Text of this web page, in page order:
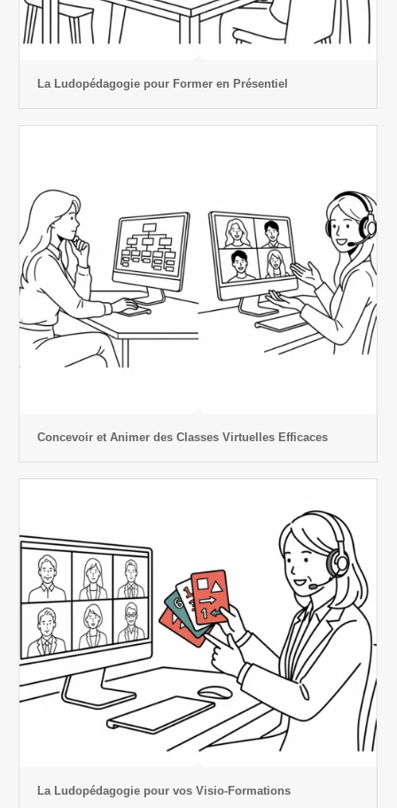
La Ludopédagogie pour Former en Présentiel
Concevoir et Animer des Classes Virtuelles Efficaces
La Ludopédagogie pour vos Visio-Formations